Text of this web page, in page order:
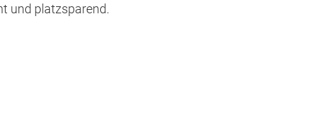
und platzsparend.